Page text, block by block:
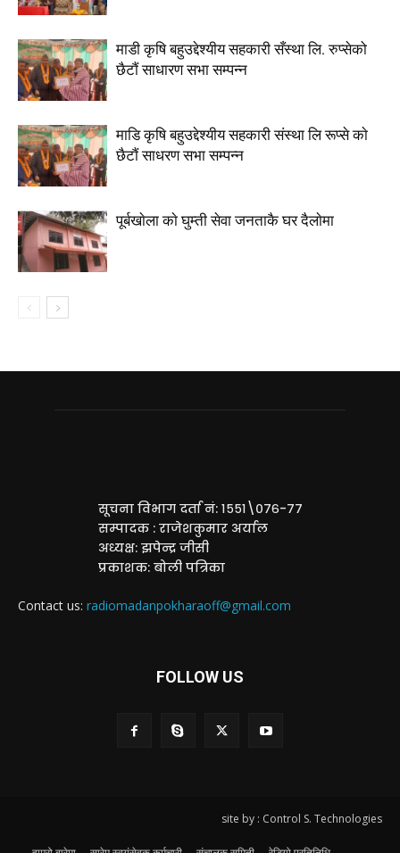
माडी कृषि बहुउद्देश्यीय सहकारी सँस्था लि. रुप्सेको
छैटाैं साधारण सभा सम्पन्न
माडि कृषि बहुउद्देश्यीय सहकारी संस्था लि रूप्से काे
छैटाैं साधरण सभा सम्पन्न
पूर्बखाेला काे घुम्ती सेवा जनताकै घर दैलाेमा
सूचना विभाग दर्ता नं: १५५१\०७६-७७
सम्पादक : राजेशकुमार अर्याल
अध्यक्ष: झपेन्द्र जीसी
प्रकाशक: बोली पत्रिका
Contact us: radiomadanpokharaoff@gmail.com
FOLLOW US
site by : Control S. Technologies